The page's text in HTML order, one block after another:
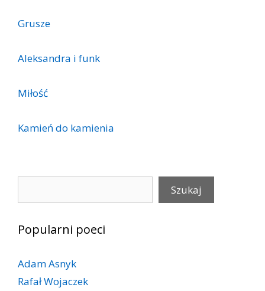
Grusze
Aleksandra i funk
Miłość
Kamień do kamienia
Szukaj
Popularni poeci
Adam Asnyk
Rafał Wojaczek